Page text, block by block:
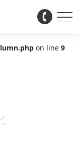
in
on line 9